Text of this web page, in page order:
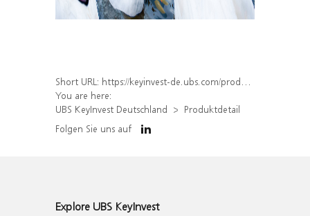
Short URL: https://keyinvest-de.ubs.com/produkt/detail/index/isin/DE000WA9HFP4
You are here:
UBS KeyInvest Deutschland
Produktdetail
Folgen Sie uns auf
Explore UBS KeyInvest